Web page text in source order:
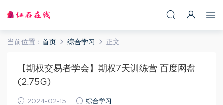
当前位置： 首页 综合学习 正文
【期权交易者学会】期权7天训练营 百度网盘
(2.75G)
2024-02-15 综合学习